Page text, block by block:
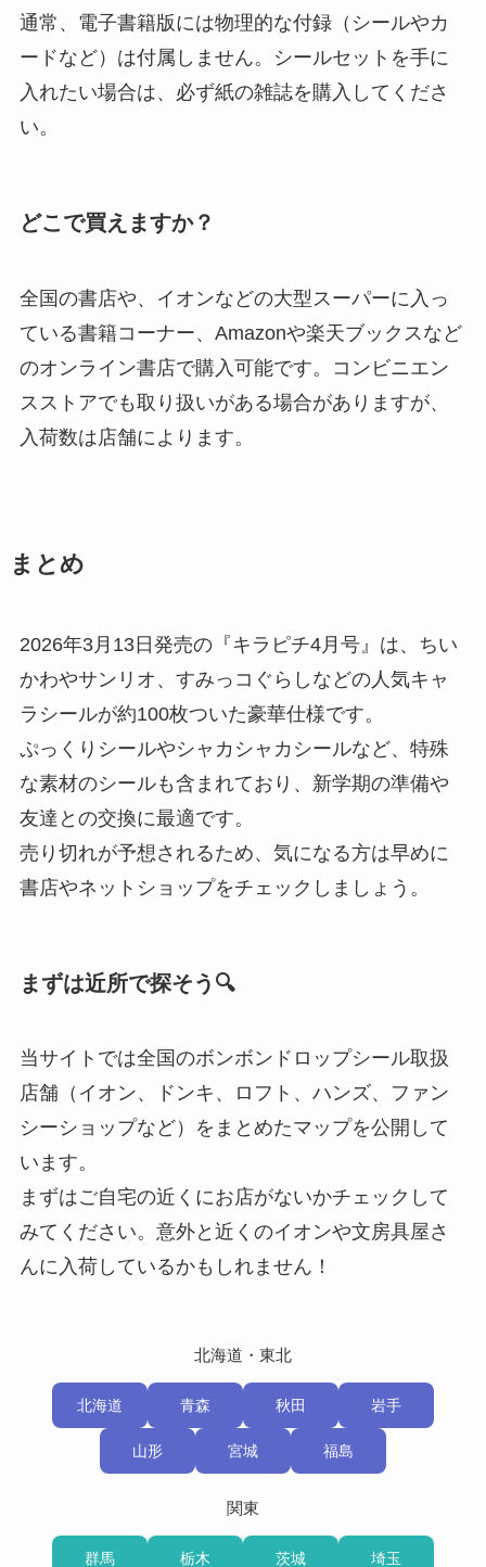
通常、電子書籍版には物理的な付録（シールやカ
ードなど）は付属しません。シールセットを手に
入れたい場合は、必ず紙の雑誌を購入してくださ
い。
どこで買えますか？
全国の書店や、イオンなどの大型スーパーに入っ
ている書籍コーナー、Amazonや楽天ブックスなど
のオンライン書店で購入可能です。コンビニエン
スストアでも取り扱いがある場合がありますが、
入荷数は店舗によります。
まとめ
2026年3月13日発売の『キラピチ4月号』は、ちい
かわやサンリオ、すみっコぐらしなどの人気キャ
ラシールが約100枚ついた豪華仕様です。
ぷっくりシールやシャカシャカシールなど、特殊
な素材のシールも含まれており、新学期の準備や
友達との交換に最適です。
売り切れが予想されるため、気になる方は早めに
書店やネットショップをチェックしましょう。
まずは近所で探そう🔍
当サイトでは全国のボンボンドロップシール取扱
店舗（イオン、ドンキ、ロフト、ハンズ、ファン
シーショップなど）をまとめたマップを公開して
います。
まずはご自宅の近くにお店がないかチェックして
みてください。意外と近くのイオンや文房具屋さ
んに入荷しているかもしれません！
北海道・東北
北海道 青森 秋田 岩手
山形 宮城 福島
関東
群馬 栃木 茨城 埼玉